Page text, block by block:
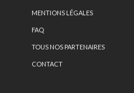
MENTIONS LÉGALES
FAQ
TOUS NOS PARTENAIRES
CONTACT